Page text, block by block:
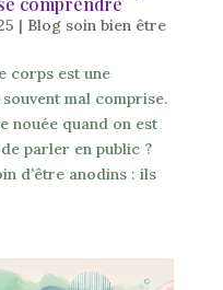
| Blog soin bien être
corps est une
mal comprise.
nouée quand on est
parler en public ?
d’être anodins : ils